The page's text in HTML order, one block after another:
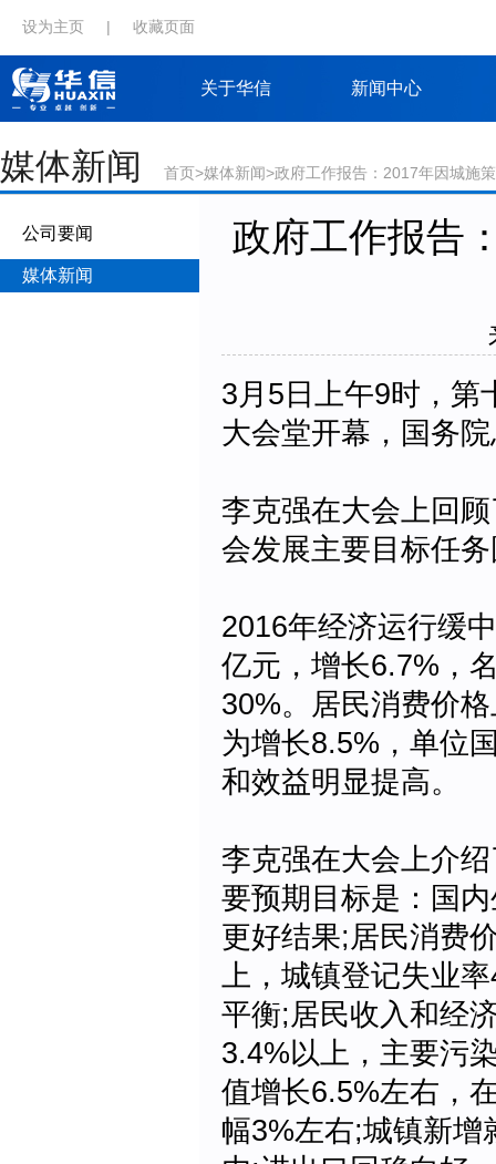
设为主页 | 收藏页面
关于华信 新闻中心
媒体新闻 首页>媒体新闻>政府工作报告：2017年因城施
公司要闻
媒体新闻
政府工作报告
3月5日上午9时，第
大会堂开幕，国务
李克强在大会上回
会发展主要目标任
2016年经济运行缓
亿元，增长6.7%，
30%。居民消费价
为增长8.5%，单位
和效益明显提高。
李克强在大会上介
要预期目标是：国
更好结果;居民消费
上，城镇登记失业
平衡;居民收入和经
3.4%以上，主要污
值增长6.5%左右，
幅3%左右;城镇新增